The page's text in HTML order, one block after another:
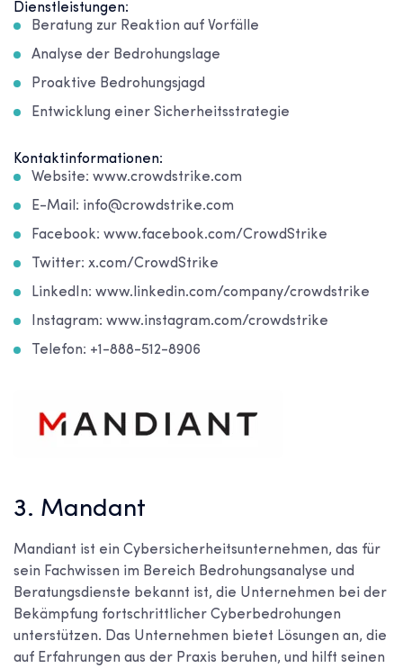
Dienstleistungen:
Beratung zur Reaktion auf Vorfälle
Analyse der Bedrohungslage
Proaktive Bedrohungsjagd
Entwicklung einer Sicherheitsstrategie
Kontaktinformationen:
Website: www.crowdstrike.com
E-Mail: info@crowdstrike.com
Facebook: www.facebook.com/CrowdStrike
Twitter: x.com/CrowdStrike
LinkedIn: www.linkedin.com/company/crowdstrike
Instagram: www.instagram.com/crowdstrike
Telefon: +1-888-512-8906
3. Mandant
Mandiant ist ein Cybersicherheitsunternehmen, das für
sein Fachwissen im Bereich Bedrohungsanalyse und
Beratungsdienste bekannt ist, die Unternehmen bei der
Bekämpfung fortschrittlicher Cyberbedrohungen
unterstützen. Das Unternehmen bietet Lösungen an, die
auf Erfahrungen aus der Praxis beruhen, und hilft seinen